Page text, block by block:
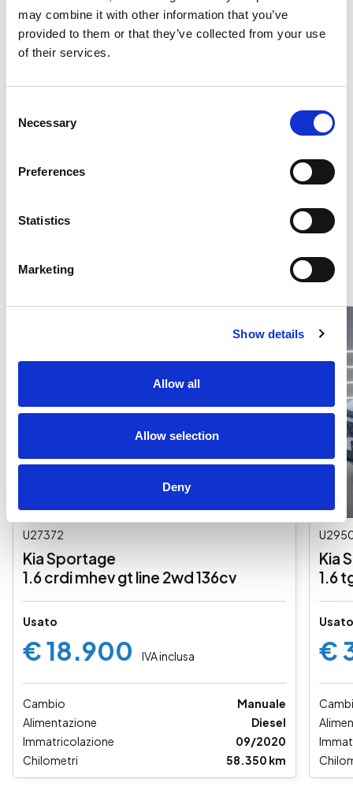
may combine it with other information that you’ve
provided to them or that they’ve collected from your use
of their services.
Selection
Necessary
Preferences
Statistics
Marketing
Show details
Allow all
Allow selection
Deny
Optional di serie
Consumi ed emissioni
U27372
Kia Sportage
1.6 crdi mhev gt line 2wd 136cv
Usato
€ 18.900 IVA inclusa
Cambio
Manuale
Alimentazione
Diesel
Immatricolazione
09/2020
Chilometri
58.350 km
Kia
1.6
Usato
€